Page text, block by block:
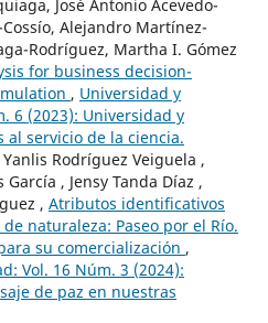
José Antonio Acevedo-
Alejandro Martínez-
Rodríguez, Martha I. Gómez
for business decision-
, Universidad y
6 (2023): Universidad y
al servicio de la ciencia.
Rodríguez Veiguela ,
, Jensy Tanda Díaz ,
, Atributos identificativos
naturaleza: Paseo por el Río.
su comercialización ,
Vol. 16 Núm. 3 (2024):
de paz en nuestras